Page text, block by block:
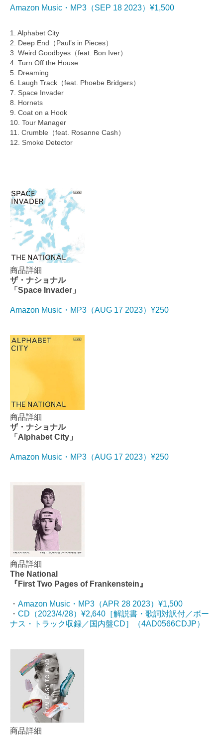
Amazon Music・MP3（SEP 18 2023）¥1,500
1. Alphabet City
2. Deep End（Paul’s in Pieces）
3. Weird Goodbyes（feat. Bon Iver）
4. Turn Off the House
5. Dreaming
6. Laugh Track（feat. Phoebe Bridgers）
7. Space Invader
8. Hornets
9. Coat on a Hook
10. Tour Manager
11. Crumble（feat. Rosanne Cash）
12. Smoke Detector
商品詳細
ザ・ナショナル
「Space Invader」
Amazon Music・MP3（AUG 17 2023）¥250
商品詳細
ザ・ナショナル
「Alphabet City」
Amazon Music・MP3（AUG 17 2023）¥250
商品詳細
The National
『First Two Pages of Frankenstein』
・ Amazon Music・MP3（APR 28 2023）¥1,500
・ CD（2023/4/28）¥2,640［解説書・歌詞対訳付／ボー
ナス・トラック収録／国内盤CD］（4AD0566CDJP）
商品詳細